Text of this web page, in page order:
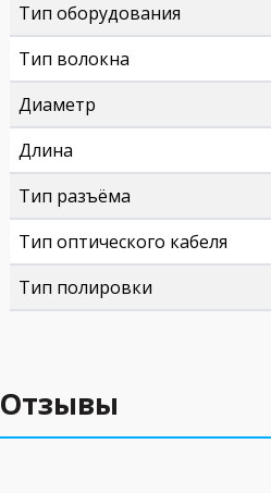
Тип оборудования
Тип волокна
Диаметр
Длина
Тип разъёма
Тип оптического кабеля
Тип полировки
Отзывы